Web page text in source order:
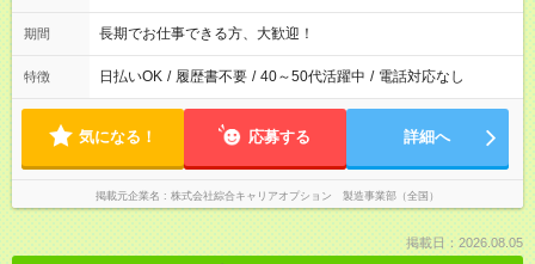
期間 長期でお仕事できる方、大歓迎！
特徴 日払いOK / 履歴書不要 / 40～50代活躍中 / 電話対応なし
気になる！ 応募する 詳細へ
掲載元企業名 株式会社綜合キャリアオプション 製造事業部（全国）
掲載日：2026.08.05